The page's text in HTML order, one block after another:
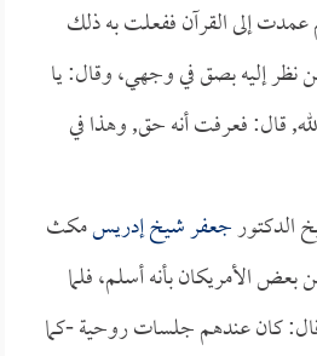
عمدت إلى القرآن ففعلت به ذلك
نظر إليه بصق في وجهي، وقال: يا
قال: فعرفت أنه حق, وهذا في
الدكتورجعفر شيخ إدريسمكث
بعض الأمريكان بأنه أسلم، فلما
كان عندهم جلسات روحية -كما